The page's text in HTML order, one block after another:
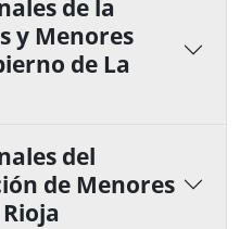
de la
y Menores
de La
del
de Menores